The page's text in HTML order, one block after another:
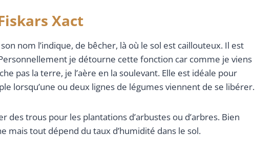
Xact
nom l’indique, de bêcher, là où le sol est caillouteux. Il est
je détourne cette fonction car comme je viens
pas la terre, je l’aère en la soulevant. Elle est idéale pour
lorsqu’une ou deux lignes de légumes viennent de se libérer.
trous pour les plantations d’arbustes ou d’arbres. Bien
mais tout dépend du taux d’humidité dans le sol.